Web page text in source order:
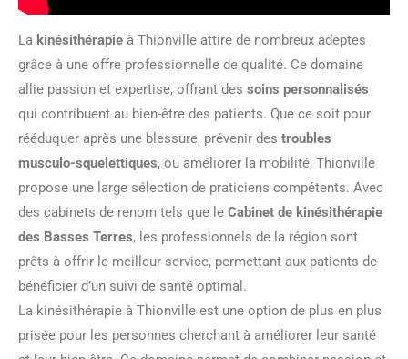
La kinésithérapie à Thionville attire de nombreux adeptes
grâce à une offre professionnelle de qualité. Ce domaine
allie passion et expertise, offrant des soins personnalisés
qui contribuent au bien-être des patients. Que ce soit pour
rééduquer après une blessure, prévenir des troubles
musculo-squelettiques, ou améliorer la mobilité, Thionville
propose une large sélection de praticiens compétents. Avec
des cabinets de renom tels que le Cabinet de kinésithérapie
des Basses Terres, les professionnels de la région sont
prêts à offrir le meilleur service, permettant aux patients de
bénéficier d’un suivi de santé optimal.
La kinésithérapie à Thionville est une option de plus en plus
prisée pour les personnes cherchant à améliorer leur santé